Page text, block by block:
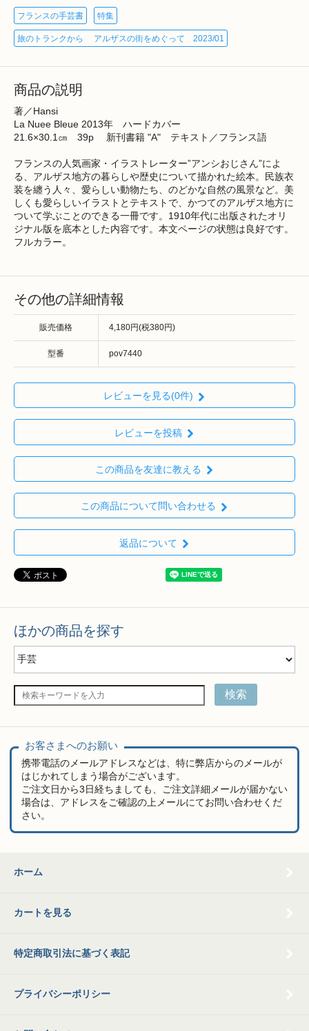
フランスの手芸書 特集
旅のトランクから アルザスの街をめぐって 2023/01
商品の説明
著／Hansi
La Nuee Bleue 2013年 ハードカバー
21.6×30.1㎝ 39p 新刊書籍 "A" テキスト／フランス語
フランスの人気画家・イラストレーター”アンシおじさん”によ
る、アルザス地方の暮らしや歴史について描かれた絵本。民族衣
装を纏う人々、愛らしい動物たち、のどかな自然の風景など。美
しくも愛らしいイラストとテキストで、かつてのアルザス地方に
ついて学ぶことのできる一冊です。1910年代に出版されたオリ
ジナル版を底本とした内容です。本文ページの状態は良好です。
フルカラー。
その他の詳細情報
販売価格 4,180円(税380円)
型番 pov7440
レビューを見る(0件)
レビューを投稿
この商品を友達に教える
この商品について問い合わせる
返品について
ほかの商品を探す
検索
お客さまへのお願い
携帯電話のメールアドレスなどは、特に弊店からのメールが
はじかれてしまう場合がございます。
ご注文日から3日経ちましても、ご注文詳細メールが届かない
場合は、アドレスをご確認の上メールにてお問い合わせくだ
さい。
ホーム
カートを見る
特定商取引法に基づく表記
プライバシーポリシー